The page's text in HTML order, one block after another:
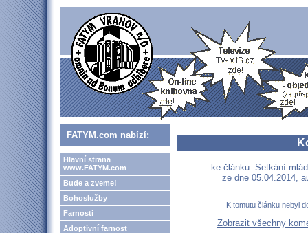
FATYM.com nabízí:
Hlavní strana
www.FATYM.com
Bude a zveme!
Bohoslužby
Farnosti
Adoptivní farnost
ke článku: Setkání
ze dne 05.04.2014,
K tomutu článku nebyl
Zobrazit všechny